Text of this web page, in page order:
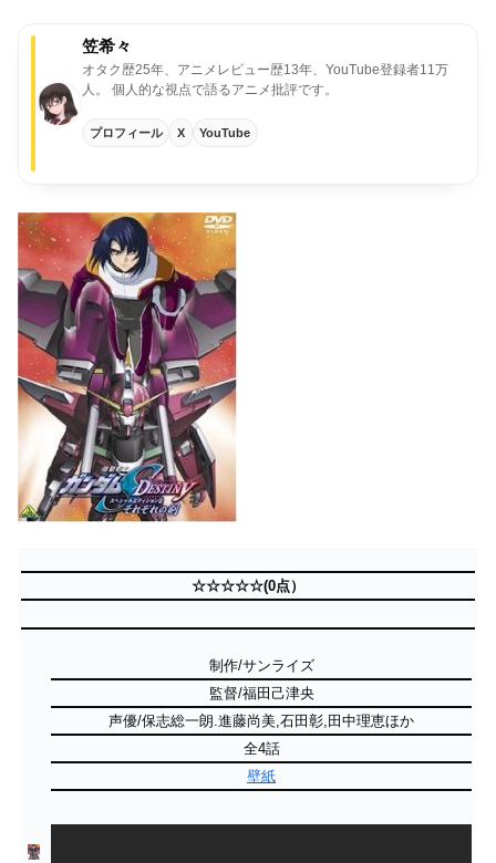
笠希々
オタク歴25年、アニメレビュー歴13年、YouTube登録者11万
人。
個人的な視点で語るアニメ批評です。
プロフィール X YouTube
☆☆☆☆☆(0点）
制作/サンライズ
監督/福田己津央
声優/保志総一朗.進藤尚美,石田彰,田中理恵ほか
全4話
壁紙